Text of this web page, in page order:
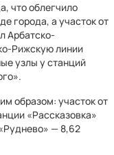
что облегчило
города, а участок от
Арбатско-
Рижскую линии
узлы у станций
образом: участок от
«Рассказовка»
— 8,62